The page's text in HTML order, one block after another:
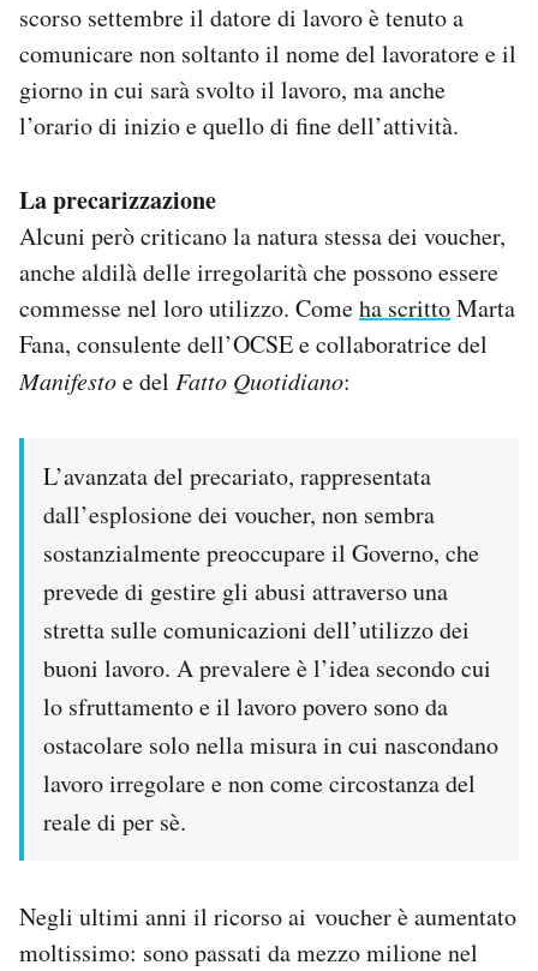
scorso settembre il datore di lavoro è tenuto a
comunicare non soltanto il nome del lavoratore e il
giorno in cui sarà svolto il lavoro, ma anche
l’orario di inizio e quello di fine dell’attività.
La precarizzazione
Alcuni però criticano la natura stessa dei voucher,
anche aldilà delle irregolarità che possono essere
commesse nel loro utilizzo. Comeha scrittoMarta
Fana, consulente dell’OCSE e collaboratrice del
Manifestoe del Fatto Quotidiano:
L’avanzata del precariato, rappresentata
dall’esplosione dei voucher, non sembra
sostanzialmente preoccupare il Governo, che
prevede di gestire gli abusi attraverso una
stretta sulle comunicazioni dell’utilizzo dei
buoni lavoro. A prevalere è l’idea secondo cui
lo sfruttamento e il lavoro povero sono da
ostacolare solo nella misura in cui nascondano
lavoro irregolare e non come circostanza del
reale di per sè.
Negli ultimi anni il ricorso ai voucher è aumentato
moltissimo: sono passati da mezzo milione nel